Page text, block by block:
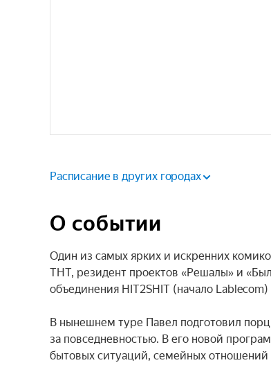
Расписание в других городах
О событии
Один из самых ярких и искренних
ТНТ, резидент проектов «Решалы» и
объединения HIT2SHIT (начало
В нынешнем туре Павел подготовил
за повседневностью. В его новой
бытовых ситуаций, семейных